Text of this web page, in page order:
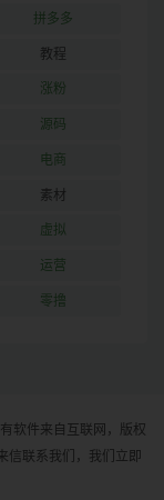
拼多多
教程
涨粉
源码
电商
素材
虚拟
运营
零撸
软件来自互联网，版权
信联系我们，我们立即